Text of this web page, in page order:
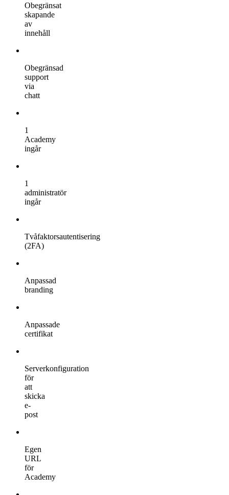
Obegränsat
skapande
av
innehåll
Obegränsad
support
via
chatt
1
Academy
ingår
1
administratör
ingår
Tvåfaktorsautentisering
(2FA)
Anpassad
branding
Anpassade
certifikat
Serverkonfiguration
för
att
skicka
e-
post
Egen
URL
för
Academy